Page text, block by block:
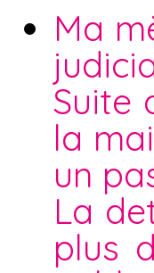
Ma
Suite
la
un
La
plus